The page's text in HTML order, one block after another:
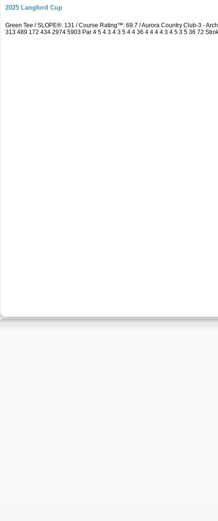
2025 Langford Cup
Green Tee / SLOPE®: 131 / Course Rating™: 69.7 / Aurora Country Club-3 -
313 489 172 434 2974 5903 Par 4 5 4 3 4 3 5 4 4 36 4 4 4 4 3 4 5 3 5 36 72